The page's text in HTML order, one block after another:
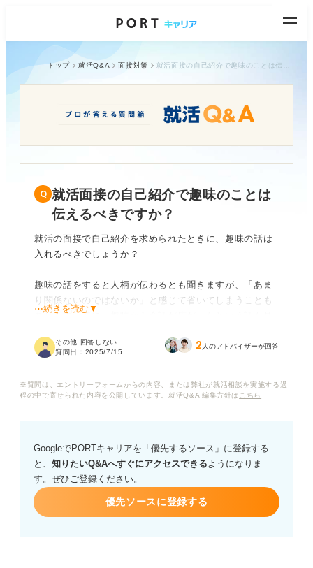
トップ 就活Q&A 面接対策
就活面接の自己紹介で趣味のことは
伝えるべきですか？
就活の面接で自己紹介を求められたときに、趣味の話は
入れるべきでしょうか？
趣味の話をすると人柄が伝わるとも聞きますが、「あま
り関係ないのではないか」と感じて省いてしまうことも
あります。逆に、趣味から会話が広がったという話も耳
ほうが良い趣味などがあれば教えてほしいです。
ても詳しくアドバイスしていただけないでしょうか？
⋯続きを読む▼
その他 回答しない
質問日： 2025/7/15 2 人のアドバイザーが回答
※質問は、エントリーフォームからの内容、または弊社が就活相談を実施する過
程の中で寄せられた内容を公開しています。就活Q&A 編集方針は こちら
GoogleでPORTキャリアを「優先するソース」に登録する
と、 知りたいQ&Aへすぐにアクセスできるようになりま
す。ぜひご登録ください。
優先ソースに登録する